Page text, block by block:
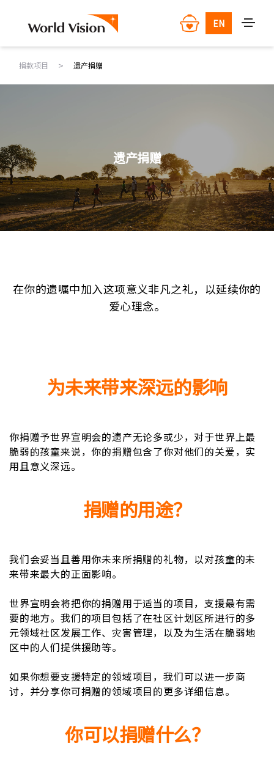
EN
捐款项目 > 遗产捐赠
遗产捐赠
在你的遗嘱中加入这项意义非凡之礼，以延续你的
爱心理念。
为未来带来深远的影响
你捐赠予世界宣明会的遗产无论多或少，对于世界上最
脆弱的孩童来说，你的捐赠包含了你对他们的关爱，实
用且意义深远。
捐赠的用途？
我们会妥当且善用你未来所捐赠的礼物，以对孩童的未
来带来最大的正面影响。
世界宣明会将把你的捐赠用于适当的项目，支援最有需
要的地方。我们的项目包括了在社区计划区所进行的多
元领域社区发展工作、灾害管理，以及为生活在脆弱地
区中的人们提供援助等。
如果你想要支援特定的领域项目，我们可以进一步商
讨，并分享你可捐赠的领域项目的更多详细信息。
你可以捐赠什么？